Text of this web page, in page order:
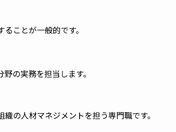
ことが一般的です。
の実務を担当します。
の人材マネジメントを担う専門職です。